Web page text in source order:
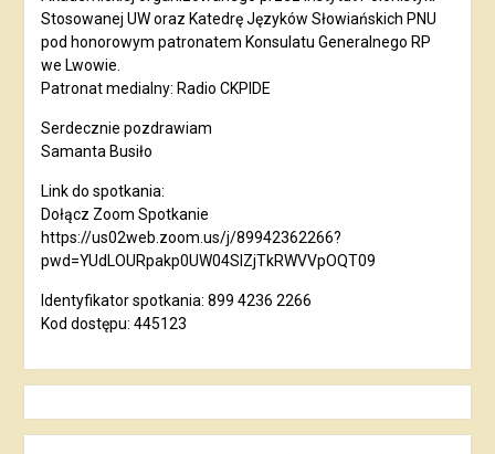
Stosowanej UW oraz Katedrę Języków Słowiańskich PNU
pod honorowym patronatem Konsulatu Generalnego RP
we Lwowie.
Patronat medialny: Radio CKPIDE
Serdecznie pozdrawiam
Samanta Busiło
Link do spotkania:
Dołącz Zoom Spotkanie
https://us02web.zoom.us/j/89942362266?
pwd=YUdLOURpakp0UW04SlZjTkRWVVpOQT09
Identyfikator spotkania: 899 4236 2266
Kod dostępu: 445123